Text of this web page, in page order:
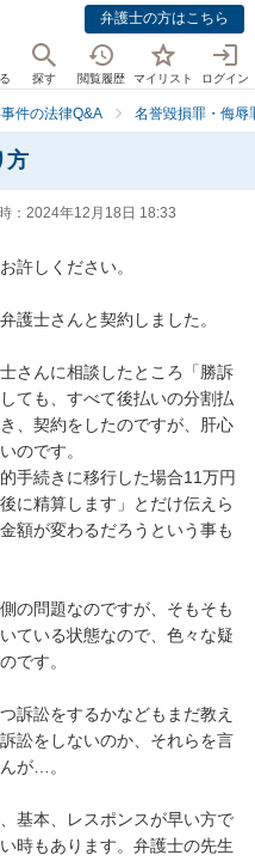
弁護士の方はこちら
探す 閲覧履歴 マイリスト ログイン
件の法律Q&A 名誉毀損罪・侮辱
方
： 2024年12月18日 18:33
許しください。
護士さんと契約しました。
さんに相談したところ「勝訴
ても、すべて後払いの分割払
、契約をしたのですが、肝心
のです。
手続きに移行した場合11万円
に精算します」とだけ伝えら
額が変わるだろうという事も
の問題なのですが、そもそも
ている状態なので、色々な疑
です。
訴訟をするかなどもまだ教え
訟をしないのか、それらを言
が…。
基本、レスポンスが早い方で
時もあります。弁護士の先生